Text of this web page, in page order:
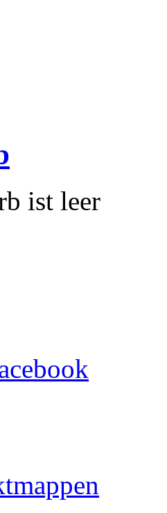
ist leer